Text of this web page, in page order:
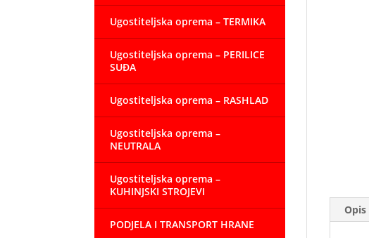
Opis
Ugostiteljska oprema – TERMIKA
Ugostiteljska oprema – PERILICE
SUĐA
Ugostiteljska oprema – RASHLAD
Ugostiteljska oprema –
NEUTRALA
Ugostiteljska oprema –
KUHINJSKI STROJEVI
PODJELA I TRANSPORT HRANE